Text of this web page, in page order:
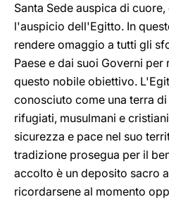
Santa Sede auspica di
l'auspicio dell'Egitto. In
rendere omaggio a tutti gli
Paese e dai suoi Governi
questo nobile obiettivo.
conosciuto come una terra
rifugiati, musulmani e
sicurezza e pace nel suo
tradizione prosegua per il
accolto è un deposito sacro
ricordarsene al momento